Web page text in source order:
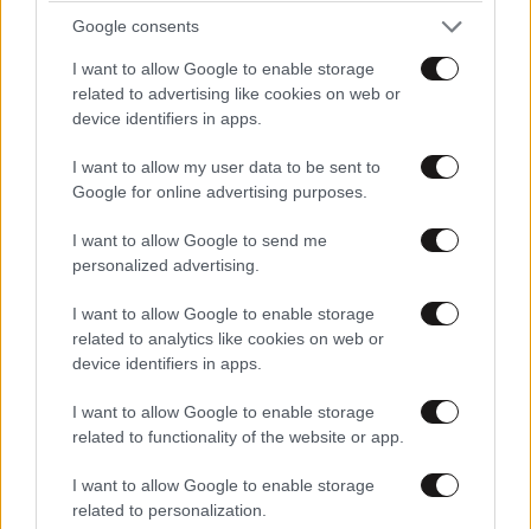
Google consents
I want to allow Google to enable storage
related to advertising like cookies on web or
device identifiers in apps.
I want to allow my user data to be sent to
Google for online advertising purposes.
I want to allow Google to send me
personalized advertising.
I want to allow Google to enable storage
related to analytics like cookies on web or
device identifiers in apps.
I want to allow Google to enable storage
related to functionality of the website or app.
I want to allow Google to enable storage
related to personalization.
ΕΛΛΑΔΑ09·08·2026 05:45
Εορτολόγιο: Ποιος γιορτάζει σήμερα 9
Αυγούστου